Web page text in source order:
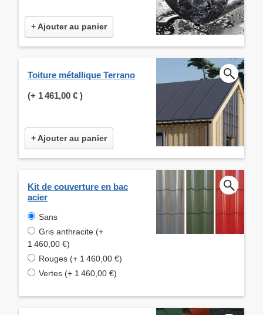
+ Ajouter au panier
Toiture métallique Terrano
(+ 1 461,00 € )
+ Ajouter au panier
Kit de couverture en bac
acier
Sans
Gris anthracite (+
1 460,00 €)
Rouges (+ 1 460,00 €)
Vertes (+ 1 460,00 €)